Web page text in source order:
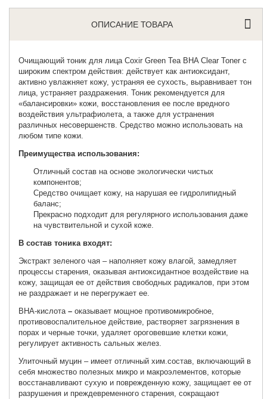
ОПИСАНИЕ ТОВАРА
Очищающий тоник для лица Coxir Green Tea BHA Clear Toner с
широким спектром действия: действует как антиоксидант,
активно увлажняет кожу, устраняя ее сухость, выравнивает тон
лица, устраняет раздражения. Тоник рекомендуется для
«балансировки» кожи, восстановления ее после вредного
воздействия ультрафиолета, а также для устранения
различных несовершенств. Средство можно использовать на
любом типе кожи.
Преимущества использования:
Отличный состав на основе экологически чистых
компонентов;
Средство очищает кожу, на нарушая ее гидролипидный
баланс;
Прекрасно подходит для регулярного использования даже
на чувствительной и сухой коже.
В состав тоника входят:
Экстракт зеленого чая – наполняет кожу влагой, замедляет
процессы старения, оказывая антиоксидантное воздействие на
кожу, защищая ее от действия свободных радикалов, при этом
не раздражает и не перегружает ее.
BHA-кислота –оказывает мощное противомикробное,
противовоспалительное действие, растворяет загрязнения в
порах и черные точки, удаляет ороговевшие клетки кожи,
регулирует активность сальных желез.
Улиточный муцин – имеет отличный хим.состав, включающий в
себя множество полезных микро и макроэлементов, которые
восстанавливают сухую и поврежденную кожу, защищает ее от
разрушения и преждевременного старения, сокращают